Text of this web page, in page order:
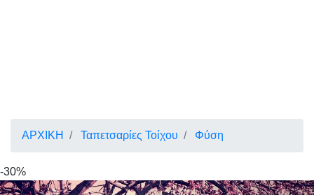
ΑΡΧΙΚΗ Ταπετσαρίες Τοίχου Φύση
-30%